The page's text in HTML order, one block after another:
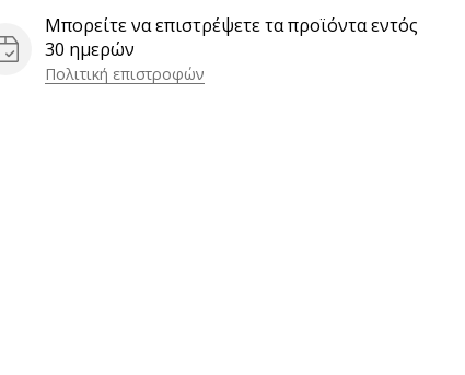
Μπορείτε να επιστρέψετε τα προϊόντα εντός
30 ημερών
Πολιτική επιστροφών